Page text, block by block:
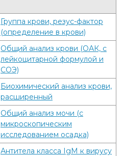
Группа крови, резус-фактор
(определение в крови)
Общий анализ крови (ОАК, с
лейкоцитарной формулой и
СОЭ)
Биохимический анализ крови,
расширенный
Общий анализ мочи (с
микроскопическим
исследованием осадка)
Антитела класса IgM к вирусу